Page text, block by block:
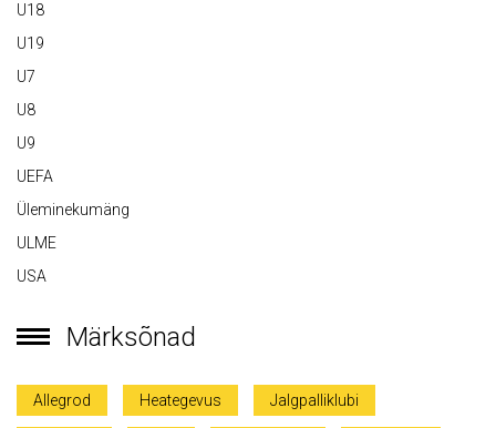
U18
U19
U7
U8
U9
UEFA
Üleminekumäng
ULME
USA
Märksõnad
Allegrod Heategevus Jalgpalliklubi